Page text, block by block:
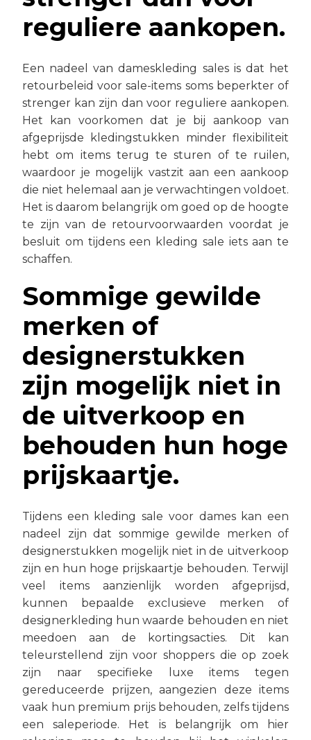
reguliere aankopen.
Een nadeel van dameskleding sales is dat het
retourbeleid voor sale-items soms beperkter of
strenger kan zijn dan voor reguliere aankopen.
Het kan voorkomen dat je bij aankoop van
afgeprijsde kledingstukken minder flexibiliteit
hebt om items terug te sturen of te ruilen,
waardoor je mogelijk vastzit aan een aankoop
die niet helemaal aan je verwachtingen voldoet.
Het is daarom belangrijk om goed op de hoogte
te zijn van de retourvoorwaarden voordat je
besluit om tijdens een kleding sale iets aan te
schaffen.
Sommige gewilde
merken of
designerstukken
zijn mogelijk niet in
de uitverkoop en
behouden hun hoge
prijskaartje.
Tijdens een kleding sale voor dames kan een
nadeel zijn dat sommige gewilde merken of
designerstukken mogelijk niet in de uitverkoop
zijn en hun hoge prijskaartje behouden. Terwijl
veel items aanzienlijk worden afgeprijsd,
kunnen bepaalde exclusieve merken of
designerkleding hun waarde behouden en niet
meedoen aan de kortingsacties. Dit kan
teleurstellend zijn voor shoppers die op zoek
zijn naar specifieke luxe items tegen
gereduceerde prijzen, aangezien deze items
vaak hun premium prijs behouden, zelfs tijdens
een saleperiode. Het is belangrijk om hier